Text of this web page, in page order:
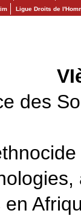
Ligue Droits de
des
en